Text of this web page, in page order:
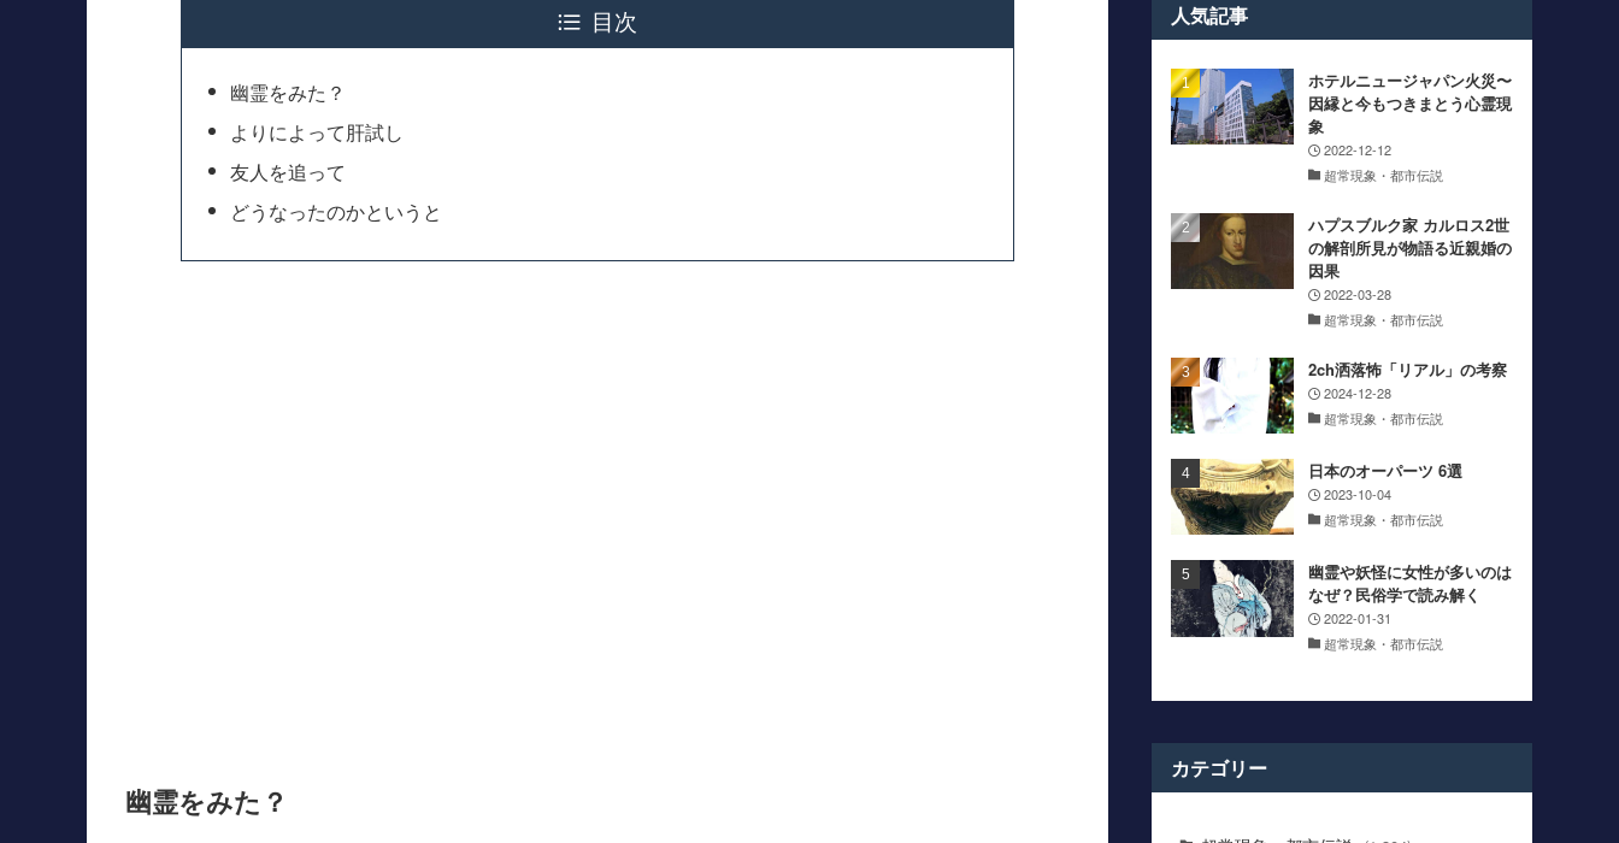
目次
幽霊をみた？
よりによって肝試し
友人を追って
どうなったのかというと
幽霊をみた？
人気記事
ホテルニュージャパン火災〜
因縁と今もつきまとう心霊現
象
2022-12-12
超常現象・都市伝説
ハプスブルク家 カルロス2世
の解剖所見が物語る近親婚の
因果
2022-03-28
超常現象・都市伝説
2ch洒落怖「リアル」の考察
2024-12-28
超常現象・都市伝説
日本のオーパーツ 6選
2023-10-04
超常現象・都市伝説
幽霊や妖怪に女性が多いのは
なぜ？民俗学で読み解く
2022-01-31
超常現象・都市伝説
カテゴリー